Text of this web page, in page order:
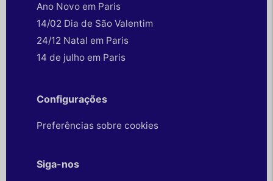
Ano Novo em Paris
14/02 Dia de São Valentim
24/12 Natal em Paris
14 de julho em Paris
Configurações
Preferências sobre cookies
Siga-nos